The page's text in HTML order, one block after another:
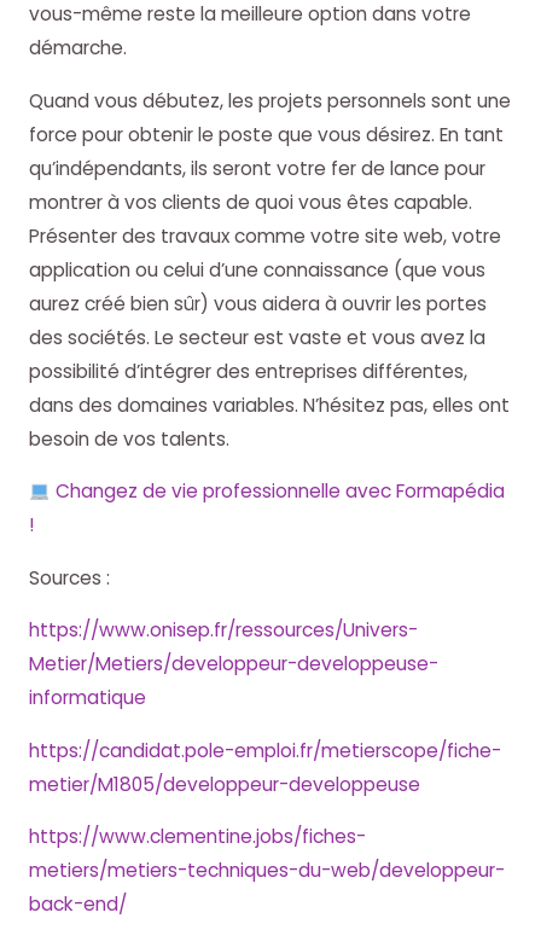
vous-même reste la meilleure option dans votre
démarche.
Quand vous débutez, les projets personnels sont une
force pour obtenir le poste que vous désirez. En tant
qu’indépendants, ils seront votre fer de lance pour
montrer à vos clients de quoi vous êtes capable.
Présenter des travaux comme votre site web, votre
application ou celui d’une connaissance (que vous
aurez créé bien sûr) vous aidera à ouvrir les portes
des sociétés. Le secteur est vaste et vous avez la
possibilité d’intégrer des entreprises différentes,
dans des domaines variables. N’hésitez pas, elles ont
besoin de vos talents.
Changez de vie professionnelle avec Formapédia
!
Sources :
https://www.onisep.fr/ressources/Univers-
Metier/Metiers/developpeur-developpeuse-
informatique
https://candidat.pole-emploi.fr/metierscope/fiche-
metier/M1805/developpeur-developpeuse
https://www.clementine.jobs/fiches-
metiers/metiers-techniques-du-web/developpeur-
back-end/